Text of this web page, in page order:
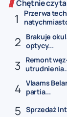
Chętnie
Przerwa
Brakuje
optycy...
Remont
Vlaams
partia...
Sprzedaż